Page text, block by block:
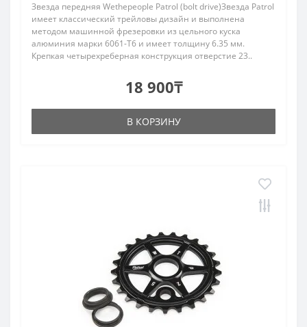
Звезда передняя Wethepeople Patrol (bolt drive)Звезда Patrol
имеет классический трейловы дизайн и выполнена
методом машинной фрезеровки из цельного куска
алюминия марки 6061-Т6 и имеет толщину 6.35 мм.
Крепкая четырехреберная конструкция отверстие 23..
18 900₸
В КОРЗИНУ